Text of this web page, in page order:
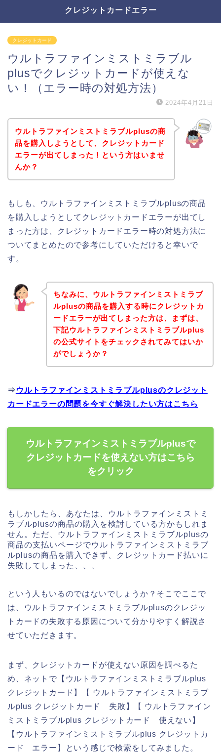
クレジットカードエラー
クレジットカード
ウルトラファインミストミラブル
plusでクレジットカードが使えな
い！（エラー時の対処方法）
2024年4月21日
ウルトラファインミストミラブルplusの商
品を購入しようとして、クレジットカード
エラーが出てしまった！という方はいませ
んか？
もしも、ウルトラファインミストミラブルplusの商品
を購入しようとしてクレジットカードエラーが出てし
まった方は、クレジットカードエラー時の対処方法に
ついてまとめたので参考にしていただけると幸いで
す。
ちなみに、ウルトラファインミストミラブ
ルplusの商品を購入する時にクレジットカ
ードエラーが出てしまった方は、まずは、
下記ウルトラファインミストミラブルplus
の公式サイトをチェックされてみてはいか
がでしょうか？
⇒ ウルトラファインミストミラブルplusのクレジット
カードエラーの問題を今すぐ解決したい方はこちら
ウルトラファインミストミラブルplusで
クレジットカードを使えない方はこちら
をクリック
もしかしたら、あなたは、ウルトラファインミストミ
ラブルplusの商品の購入を検討している方かもしれま
せん。ただ、ウルトラファインミストミラブルplusの
商品の支払いページでウルトラファインミストミラブ
ルplusの商品を購入できず、クレジットカード払いに
失敗してしまった、、、
という人もいるのではないでしょうか？そこでここで
は、ウルトラファインミストミラブルplusのクレジッ
トカードの失敗する原因について分かりやすく解説さ
せていただきます。
まず、クレジットカードが使えない原因を調べるた
め、ネットで【ウルトラファインミストミラブルplus
クレジットカード】【 ウルトラファインミストミラブ
ルplus クレジットカード 失敗】【 ウルトラファイン
ミストミラブルplus クレジットカード 使えない】
【ウルトラファインミストミラブルplus クレジットカ
ード エラー】という感じで検索をしてみました。